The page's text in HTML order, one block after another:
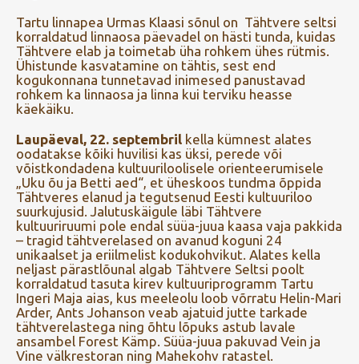
Tartu linnapea Urmas Klaasi sõnul on Tähtvere seltsi
korraldatud linnaosa päevadel on hästi tunda, kuidas
Tähtvere elab ja toimetab üha rohkem ühes rütmis.
Ühistunde kasvatamine on tähtis, sest end
kogukonnana tunnetavad inimesed panustavad
rohkem ka linnaosa ja linna kui terviku heasse
käekäiku.
Laupäeval, 22. septembril kella kümnest alates
oodatakse kõiki huvilisi kas üksi, perede või
võistkondadena kultuuriloolisele orienteerumisele
„Uku õu ja Betti aed“, et üheskoos tundma õppida
Tähtveres elanud ja tegutsenud Eesti kultuuriloo
suurkujusid. Jalutuskäigule läbi Tähtvere
kultuuriruumi pole endal süüa-juua kaasa vaja pakkida
– tragid tähtverelased on avanud koguni 24
unikaalset ja eriilmelist kodukohvikut. Alates kella
neljast pärastlõunal algab Tähtvere Seltsi poolt
korraldatud tasuta kirev kultuuriprogramm Tartu
Ingeri Maja aias, kus meeleolu loob võrratu Helin-Mari
Arder, Ants Johanson veab ajatuid jutte tarkade
tähtverelastega ning õhtu lõpuks astub lavale
ansambel Forest Kämp. Süüa-juua pakuvad Vein ja
Vine välkrestoran ning Mahekohv ratastel.